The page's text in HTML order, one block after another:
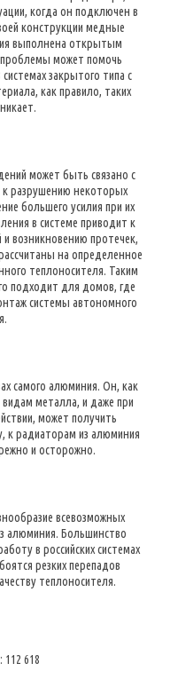
когда он подключен в
конструкции медные
выполнена открытым
проблемы может помочь
закрытого типа с
как правило, таких
может быть связано с
разрушению некоторых
большего усилия при их
в системе приводит к
возникновению протечек,
на определенное
теплоносителя. Таким
подходит для домов, где
системы автономного
самого алюминия. Он, как
видам металла, и даже при
может получить
к радиаторам из алюминия
и осторожно.
всевозможных
алюминия. Большинство
в российских системах
резких перепадов
теплоносителя.
112 618